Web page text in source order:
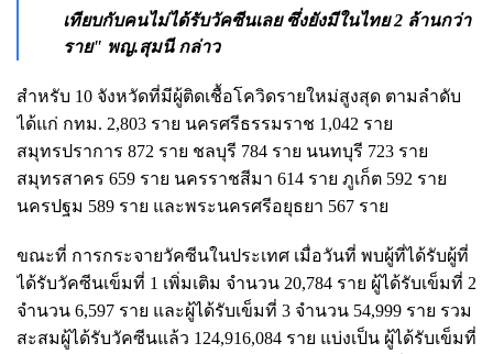
เทียบกับคนไม่ได้รับวัคซีนเลย ซึ่งยังมีในไทย 2 ล้านกว่า
ราย" พญ.สุมนี กล่าว
สำหรับ 10 จังหวัดที่มีผู้ติดเชื้อโควิดรายใหม่สูงสุด ตามลำดับ
ได้แก่ กทม. 2,803 ราย นครศรีธรรมราช 1,042 ราย
สมุทรปราการ 872 ราย ชลบุรี 784 ราย นนทบุรี 723 ราย
สมุทรสาคร 659 ราย นครราชสีมา 614 ราย ภูเก็ต 592 ราย
นครปฐม 589 ราย และพระนครศรีอยุธยา 567 ราย
ขณะที่ การกระจายวัคซีนในประเทศ เมื่อวันที่ พบผู้ที่ได้รับผู้ที่
ได้รับวัคซีนเข็มที่ 1 เพิ่มเติม จำนวน 20,784 ราย ผู้ได้รับเข็มที่ 2
จำนวน 6,597 ราย และผู้ได้รับเข็มที่ 3 จำนวน 54,999 ราย รวม
สะสมผู้ได้รับวัคซีนแล้ว 124,916,084 ราย แบ่งเป็น ผู้ได้รับเข็มที่